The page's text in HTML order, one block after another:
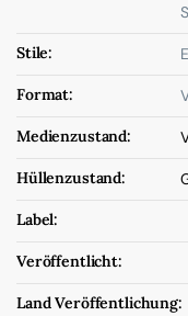
Stile:
Format:
Medienzustand:
Hüllenzustand:
Label:
Veröffentlicht:
Land Veröffentlichung: